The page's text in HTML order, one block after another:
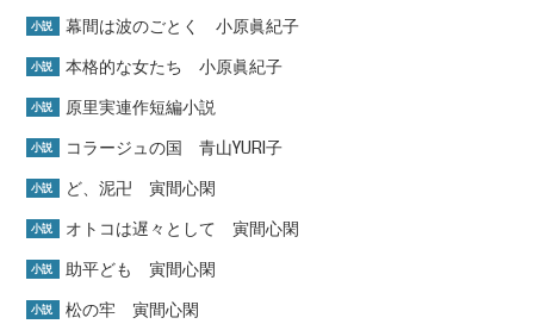
小説 幕間は波のごとく 小原眞紀子
小説 本格的な女たち 小原眞紀子
小説 原里実連作短編小説
小説 コラージュの国 青山YURI子
小説 ど、泥卍 寅間心閑
小説 オトコは遅々として 寅間心閑
小説 助平ども 寅間心閑
小説 松の牢 寅間心閑